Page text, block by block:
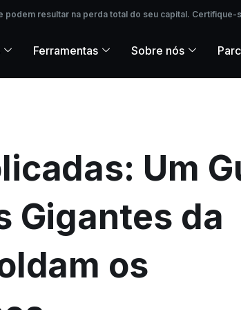
podem resultar na perda total do seu capital.
resultar na perda total do seu capital.
Ferramentas Sobre nós
Um
Gigantes da
os